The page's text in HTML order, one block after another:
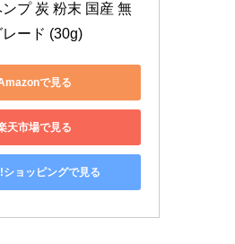
プ 炭 粉末 国産 無
ード (30g)
で見る
天市場で見る
ショッピングで見る